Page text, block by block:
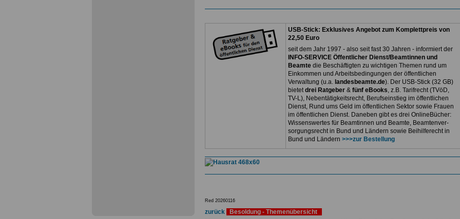
USB-Stick: Exklusives Angebot zum Komplettpreis von
22,50 Euro
seit dem Jahr 1997 - also seit fast 30 Jahren - informiert der
INFO-SERVICE Öffentlicher Dienst/Beamtinnen und
Beamtedie Beschäftigten zu wichtigen Themen rund um
Einkommen und Arbeitsbedingungen der öffentlichen
Verwaltung (u.a. landesbeamte.de). Der USB-Stick (32 GB)
bietetdrei Ratgeber& fünf eBooks, z.B. Tarifrecht (TVöD,
TV-L), Nebentätigkeitsrecht, Berufseinstieg im öffentlichen
Dienst, Rund ums Geld im öffentlichen Sektor sowie Frauen
im öffentlichen Dienst. Daneben gibt es drei OnlineBücher:
Wissenswertes für Beamtinnen und Beamte, Beamtenver-
sorgungsrecht in Bund und Ländern sowie Beihilferecht in
Bund und Ländern >>>zur Bestellung
Red 20260116
zurück
Besoldung - Themenübersicht